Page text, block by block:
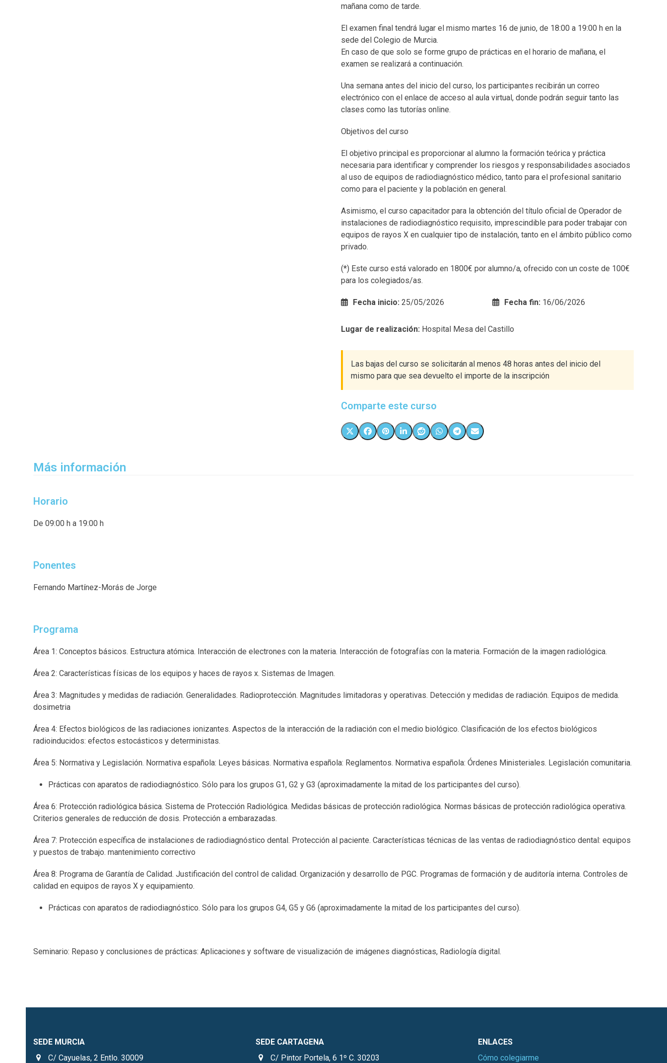
mañana como de tarde.
El examen final tendrá lugar el mismo martes 16 de junio, de 18:00 a 19:00 h en la
sede del Colegio de Murcia.
En caso de que solo se forme grupo de prácticas en el horario de mañana, el
examen se realizará a continuación.
Una semana antes del inicio del curso, los participantes recibirán un correo
electrónico con el enlace de acceso al aula virtual, donde podrán seguir tanto las
clases como las tutorías online.
Objetivos del curso
El objetivo principal es proporcionar al alumno la formación teórica y práctica
necesaria para identificar y comprender los riesgos y responsabilidades asociados
al uso de equipos de radiodiagnóstico médico, tanto para el profesional sanitario
como para el paciente y la población en general.
Asimismo, el curso capacitador para la obtención del título oficial de Operador de
instalaciones de radiodiagnóstico requisito, imprescindible para poder trabajar con
equipos de rayos X en cualquier tipo de instalación, tanto en el ámbito público como
privado.
(*) Este curso está valorado en 1800€ por alumno/a, ofrecido con un coste de 100€
para los colegiados/as.
Fecha inicio: 25/05/2026 Fecha fin: 16/06/2026
Lugar de realización: Hospital Mesa del Castillo
Las bajas del curso se solicitarán al menos 48 horas antes del inicio del
mismo para que sea devuelto el importe de la inscripción
Comparte este curso
Más información
Horario
De 09:00 h a 19:00 h
Ponentes
Fernando Martínez-Morás de Jorge
Programa
Área 1: Conceptos básicos. Estructura atómica. Interacción de electrones con la materia. Interacción de fotografías con la materia. Formación de la imagen radiológica.
Área 2: Características físicas de los equipos y haces de rayos x. Sistemas de Imagen.
Área 3: Magnitudes y medidas de radiación. Generalidades. Radioprotección. Magnitudes limitadoras y operativas. Detección y medidas de radiación. Equipos de medida.
dosimetria
Área 4: Efectos biológicos de las radiaciones ionizantes. Aspectos de la interacción de la radiación con el medio biológico. Clasificación de los efectos biológicos
radioinducidos: efectos estocásticos y deterministas.
Área 5: Normativa y Legislación. Normativa española: Leyes básicas. Normativa española: Reglamentos. Normativa española: Órdenes Ministeriales. Legislación comunitaria.
Prácticas con aparatos de radiodiagnóstico. Sólo para los grupos G1, G2 y G3 (aproximadamente la mitad de los participantes del curso).
Área 6: Protección radiológica básica. Sistema de Protección Radiológica. Medidas básicas de protección radiológica. Normas básicas de protección radiológica operativa.
Criterios generales de reducción de dosis. Protección a embarazadas.
Área 7: Protección específica de instalaciones de radiodiagnóstico dental. Protección al paciente. Características técnicas de las ventas de radiodiagnóstico dental: equipos
y puestos de trabajo. mantenimiento correctivo
Área 8: Programa de Garantía de Calidad. Justificación del control de calidad. Organización y desarrollo de PGC. Programas de formación y de auditoría interna. Controles de
calidad en equipos de rayos X y equipamiento.
Prácticas con aparatos de radiodiagnóstico. Sólo para los grupos G4, G5 y G6 (aproximadamente la mitad de los participantes del curso).
Seminario: Repaso y conclusiones de prácticas: Aplicaciones y software de visualización de imágenes diagnósticas, Radiología digital.
SEDE MURCIA
C/ Cayuelas, 2 Entlo. 30009
SEDE CARTAGENA
C/ Pintor Portela, 6 1º C. 30203
ENLACES
Cómo colegiarme